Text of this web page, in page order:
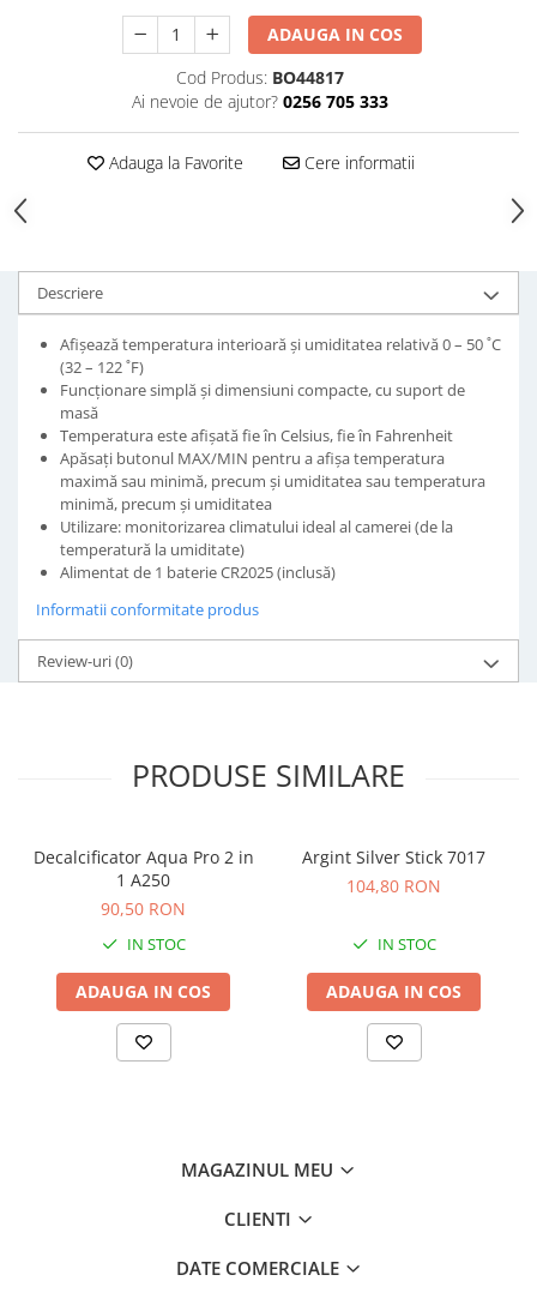
ADAUGA IN COS
Cod Produs: BO44817
Ai nevoie de ajutor? 0256 705 333
Adauga la Favorite Cere informatii
Descriere
Afișează temperatura interioară și umiditatea relativă 0 – 50 ˚C
(32 – 122 ˚F)
Funcționare simplă și dimensiuni compacte, cu suport de
masă
Temperatura este afișată fie în Celsius, fie în Fahrenheit
Apăsați butonul MAX/MIN pentru a afișa temperatura
maximă sau minimă, precum și umiditatea sau temperatura
minimă, precum și umiditatea
Utilizare: monitorizarea climatului ideal al camerei (de la
temperatură la umiditate)
Alimentat de 1 baterie CR2025 (inclusă)
Informatii conformitate produs
Review-uri(0)
PRODUSE SIMILARE
Decalcificator Aqua Pro 2 in
1 A250
90,50 RON
IN STOC
ADAUGA IN COS
Argint Silver Stick 7017
104,80 RON
IN STOC
ADAUGA IN COS
MAGAZINUL MEU
CLIENTI
DATE COMERCIALE